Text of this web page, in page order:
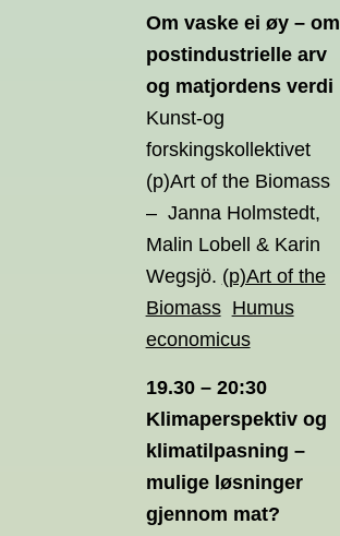
Om vaske ei øy – om
postindustrielle arv
og matjordens verdi
Kunst-og
forskingskollektivet
(p)Art of the Biomass
– Janna Holmstedt,
Malin Lobell & Karin
Wegsjö. (p)Art of the
Biomass Humus
economicus
19.30 – 20:30
Klimaperspektiv og
klimatilpasning –
mulige løsninger
gjennom mat?